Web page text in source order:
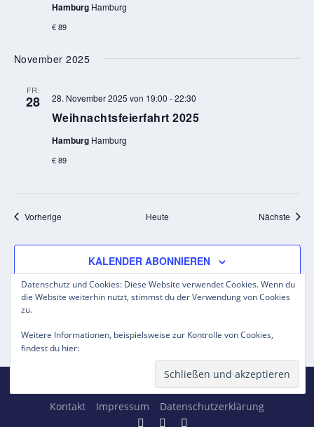
Hamburg Hamburg
€ 89
November 2025
FR.
28
Weihnachtsfeierfahrt 2025
28. November 2025 von 19:00 -22:30
Hamburg Hamburg
€ 89
VorherigeVeranstaltungen Heute Nächste
KALENDER ABONNIEREN
Datenschutz und Cookies: Diese Website verwendet Cookies. Wenn du
die Website weiterhin nutzt, stimmst du der Verwendung von Cookies
zu.
Weitere Informationen, beispielsweise zur Kontrolle von Cookies,
findest du hier:
Elegant Themes| Unterstützt vonWordPress
Kontakt Impressum Datenschutzerklärung